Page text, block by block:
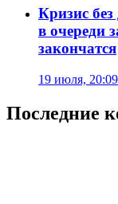
Кризис
в очереди
закончатся
19 июля, 20:09
Последние